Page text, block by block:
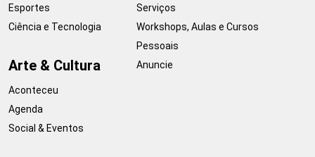
Esportes
Ciência e Tecnologia
Arte & Cultura
Aconteceu
Agenda
Social & Eventos
Serviços
Workshops, Aulas e Cursos
Pessoais
Anuncie